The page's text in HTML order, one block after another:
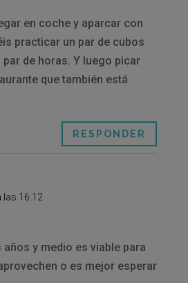
en coche y aparcar con
practicar un par de cubos
par de horas. Y luego picar
que también está
RESPONDER
las 16:12
años y medio es viable para
o es mejor esperar